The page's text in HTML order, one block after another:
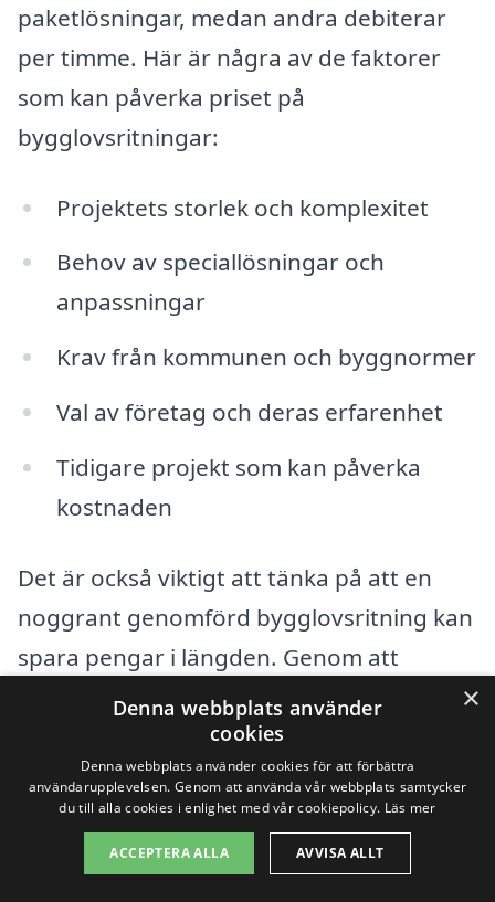
paketlösningar, medan andra debiterar
per timme. Här är några av de faktorer
som kan påverka priset på
bygglovsritningar:
Projektets storlek och komplexitet
Behov av speciallösningar och
anpassningar
Krav från kommunen och byggnormer
Val av företag och deras erfarenhet
Tidigare projekt som kan påverka
kostnaden
Det är också viktigt att tänka på att en
noggrant genomförd bygglovsritning kan
spara pengar i längden. Genom att
investera i professionella ritningar kan du
undvika problem längre fram i
byggprocessen, vilket kan leda till extra
kostnader om något behöver göras om
eller om det uppstår komplikationer med
×
Denna webbplats använder
cookies
Denna webbplats använder cookies för att förbättra
användarupplevelsen. Genom att använda vår webbplats samtycker
du till alla cookies i enlighet med vår cookiepolicy. Läs mer
ACCEPTERA ALLA AVVISA ALLT